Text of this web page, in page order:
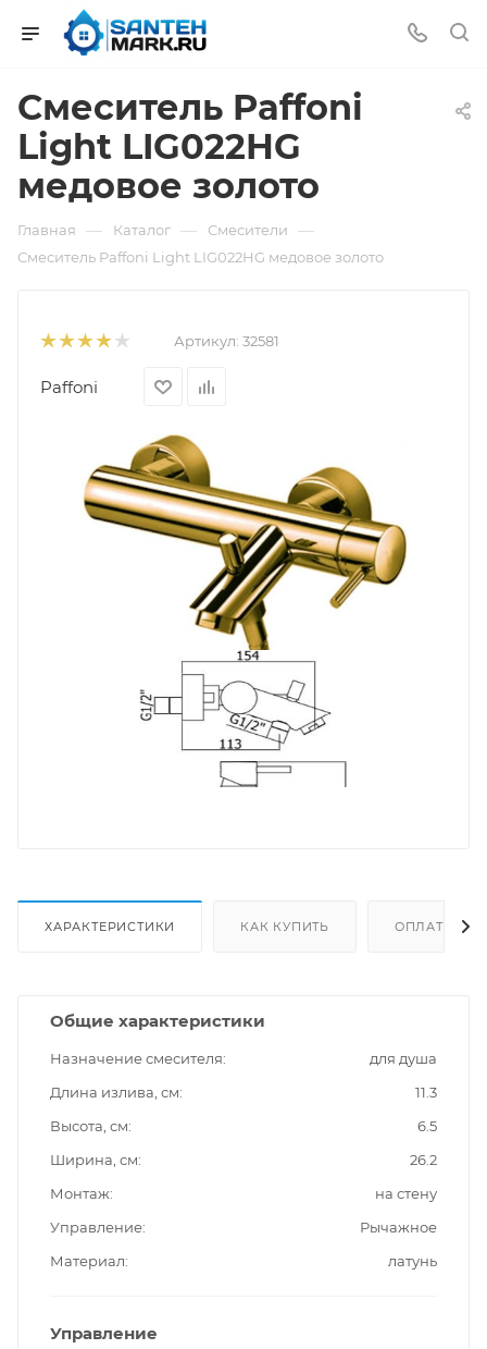
Смеситель Paffoni
Light LIG022HG
медовое золото
Главная — Каталог — Смесители —
Смеситель Paffoni Light LIG022HG медовое золото
Артикул: 32581
Paffoni
ХАРАКТЕРИСТИКИ КАК КУПИТЬ ОПЛАТА
Общие характеристики
Назначение смесителя
для душа
Длина излива, см
11.3
Высота, см
6.5
Ширина, см
26.2
Монтаж
на стену
Управление
Рычажное
Материал
латунь
Управление